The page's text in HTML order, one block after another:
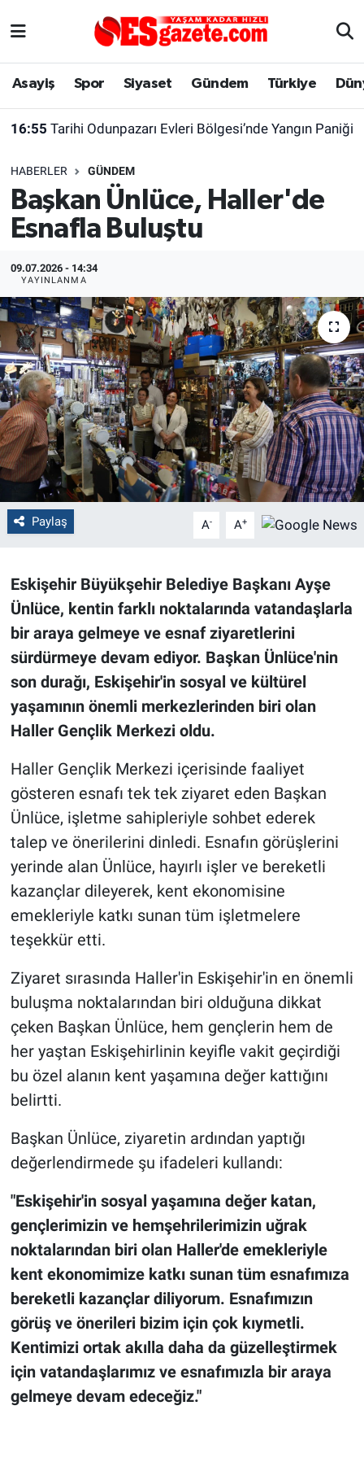
Asayiş Spor Siyaset Gündem Türkiye
16:55 Tarihi Odunpazarı Evleri Bölgesi’nde Yangın Paniği
HABERLER GÜNDEM
Başkan Ünlüce, Haller'de
Esnafla Buluştu
09.07.2026 - 14:34
YAYINLANMA
Paylaş A- A+
Eskişehir Büyükşehir Belediye Başkanı Ayşe
Ünlüce, kentin farklı noktalarında vatandaşlarla
bir araya gelmeye ve esnaf ziyaretlerini
sürdürmeye devam ediyor. Başkan Ünlüce'nin
son durağı, Eskişehir'in sosyal ve kültürel
yaşamının önemli merkezlerinden biri olan
Haller Gençlik Merkezi oldu.
Haller Gençlik Merkezi içerisinde faaliyet
gösteren esnafı tek tek ziyaret eden Başkan
Ünlüce, işletme sahipleriyle sohbet ederek
talep ve önerilerini dinledi. Esnafın görüşlerini
yerinde alan Ünlüce, hayırlı işler ve bereketli
kazançlar dileyerek, kent ekonomisine
emekleriyle katkı sunan tüm işletmelere
teşekkür etti.
Ziyaret sırasında Haller'in Eskişehir'in en önemli
buluşma noktalarından biri olduğuna dikkat
çeken Başkan Ünlüce, hem gençlerin hem de
her yaştan Eskişehirlinin keyifle vakit geçirdiği
bu özel alanın kent yaşamına değer kattığını
belirtti.
Başkan Ünlüce, ziyaretin ardından yaptığı
değerlendirmede şu ifadeleri kullandı:
"Eskişehir'in sosyal yaşamına değer katan,
gençlerimizin ve hemşehrilerimizin uğrak
noktalarından biri olan Haller'de emekleriyle
kent ekonomimize katkı sunan tüm esnafımıza
bereketli kazançlar diliyorum. Esnafımızın
görüş ve önerileri bizim için çok kıymetli.
Kentimizi ortak akılla daha da güzelleştirmek
için vatandaşlarımız ve esnafımızla bir araya
gelmeye devam edeceğiz."
Asayiş
Gündem
Türkiye
Dünya
Sağlık
Alış-Veriş/İş dünyası
Yaşam
Eskişehirspor Arşivi
Eskişehir Arşivi
Röportaj
Ekonomi
Kültür Sanat
Politika
Bilecik
Kütahya
Gezi
Çevre
Yerel
Magazin
Bilim ve Teknoloji
Eskişehir Nöbetçi Eczaneler
Süper Lig Puan Durumu ve Fikstür
Tüm Manşetler
Son Dakika Haberleri
Haber Arşivi